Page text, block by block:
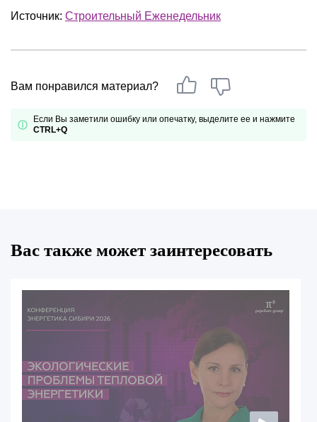
Источник: Строительный Еженедельник
Вам понравился материал?
Если Вы заметили ошибку или опечатку, выделите ее и нажмите
CTRL+Q
Вас также может заинтересовать